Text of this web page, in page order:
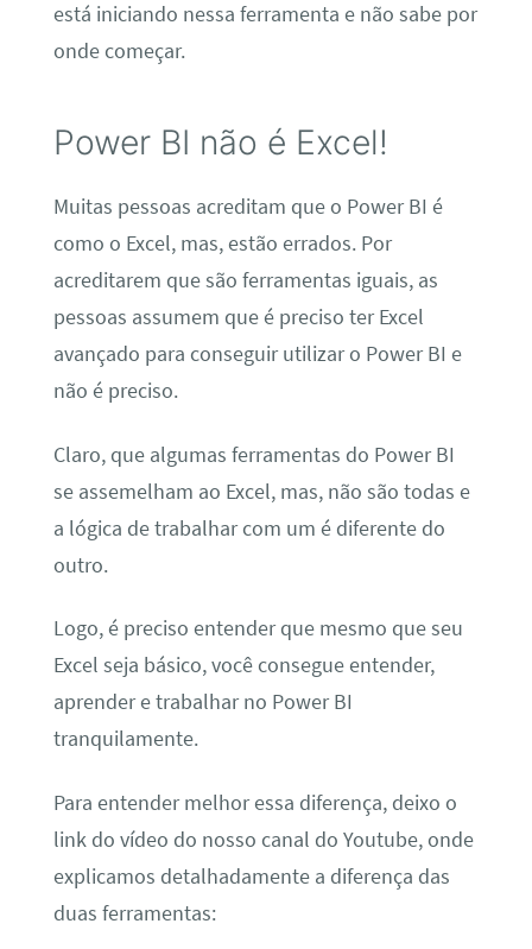
está iniciando nessa ferramenta e não sabe por
onde começar.
Power BI não é Excel!
Muitas pessoas acreditam que o Power BI é
como o Excel, mas, estão errados. Por
acreditarem que são ferramentas iguais, as
pessoas assumem que é preciso ter Excel
avançado para conseguir utilizar o Power BI e
não é preciso.
Claro, que algumas ferramentas do Power BI
se assemelham ao Excel, mas, não são todas e
a lógica de trabalhar com um é diferente do
outro.
Logo, é preciso entender que mesmo que seu
Excel seja básico, você consegue entender,
aprender e trabalhar no Power BI
tranquilamente.
Para entender melhor essa diferença, deixo o
link do vídeo do nosso canal do Youtube, onde
explicamos detalhadamente a diferença das
duas ferramentas: